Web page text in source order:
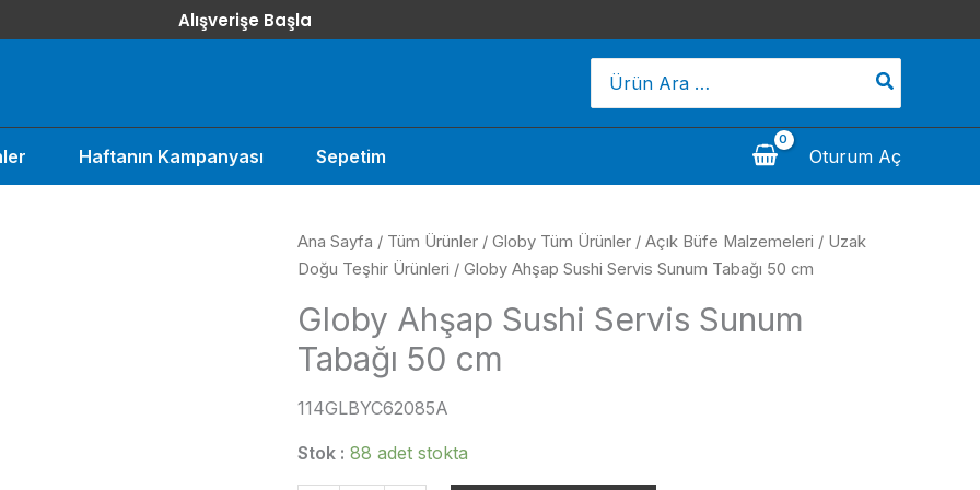
Alışverişe Başla
Search
for:
Haftanın Kampanyası Sepetim Oturum Aç
Ana Sayfa / Tüm Ürünler / Globy Tüm Ürünler / Açık Büfe Malzemeleri / Uzak
Doğu Teşhir Ürünleri / Globy Ahşap Sushi Servis Sunum Tabağı 50 cm
Globy Ahşap Sushi Servis Sunum
Tabağı 50 cm
114GLBYC62085A
Stok : 88 adet stokta